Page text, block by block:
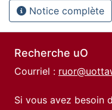
Notice complète
Recherche uO
Courriel :
Si vous avez besoin